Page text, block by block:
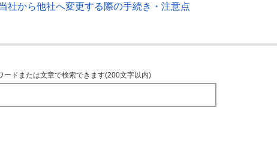
社から他社へ変更する際の手続き・注意点
ードまたは文章で検索できます(200文字以内)